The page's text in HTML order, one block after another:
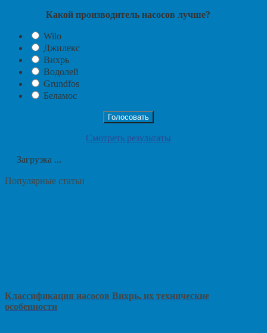
Какой производитель насосов лучше?
Wilo
Джилекс
Вихрь
Водолей
Grundfos
Беламос
Смотреть результаты
Загрузка ...
Популярные статьи
Классификация насосов Вихрь, их технические
особенности